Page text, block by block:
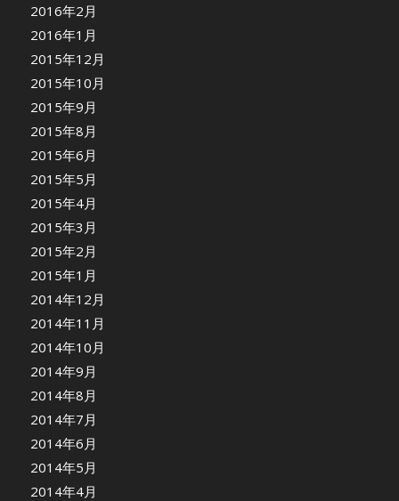
2016年2月
2016年1月
2015年12月
2015年10月
2015年9月
2015年8月
2015年6月
2015年5月
2015年4月
2015年3月
2015年2月
2015年1月
2014年12月
2014年11月
2014年10月
2014年9月
2014年8月
2014年7月
2014年6月
2014年5月
2014年4月